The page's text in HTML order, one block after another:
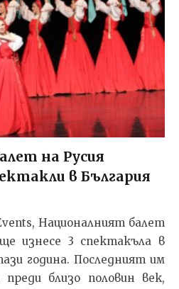
на Русия
в България
Националният балет
изнесе 3 спектакъла в
година. Последният им
близо половин век,